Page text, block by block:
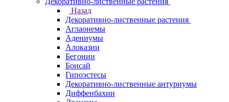
Назад
Декоративно-лиственные растения
Аглаонемы
Адениумы
Алоказии
Бегонии
Бонсай
Гипоэстесы
Декоративно-лиственные антуриумы
Диффенбахии